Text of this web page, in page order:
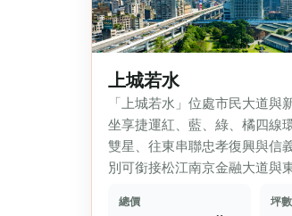
上城若水
「上城若水」位處市民大道與
坐享捷運紅、藍、綠、橘四線
雙星、往東串聯忠孝復興與信
別可銜接松江南京金融大道與
總價 坪數